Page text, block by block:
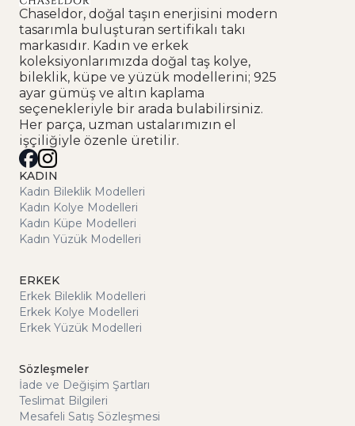
Chaseldor, doğal taşın enerjisini modern
tasarımla buluşturan sertifikalı takı
markasıdır. Kadın ve erkek
koleksiyonlarımızda doğal taş kolye,
bileklik, küpe ve yüzük modellerini; 925
ayar gümüş ve altın kaplama
seçenekleriyle bir arada bulabilirsiniz.
Her parça, uzman ustalarımızın el
işçiliğiyle özenle üretilir.
KADIN
Kadın Bileklik Modelleri
Kadın Kolye Modelleri
Kadın Küpe Modelleri
Kadın Yüzük Modelleri
ERKEK
Erkek Bileklik Modelleri
Erkek Kolye Modelleri
Erkek Yüzük Modelleri
Sözleşmeler
İade ve Değişim Şartları
Teslimat Bilgileri
Mesafeli Satış Sözleşmesi